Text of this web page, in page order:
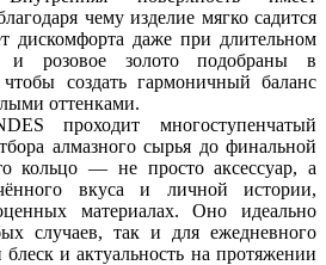
чему изделие мягко садится
дискомфорта даже при длительном
и розовое золото подобраны в
создать гармоничный баланс
оттенками.
проходит многоступенчатый
алмазного сырья до финальной
кольцо — не просто аксессуар, а
вкуса и личной истории,
материалах. Оно идеально
случаев, так и для ежедневного
и актуальность на протяжении